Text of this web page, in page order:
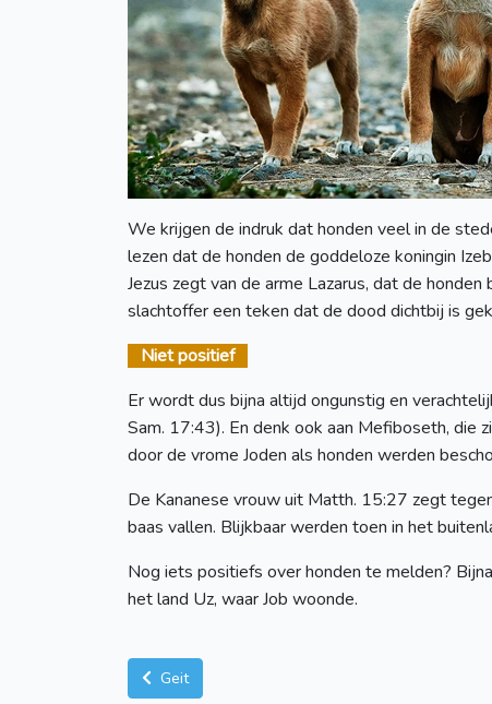
We krijgen de indruk dat honden veel in de
lezen dat de honden de goddeloze koningin
Jezus zegt van de arme Lazarus, dat de
slachtoffer een teken dat de dood dichtbij is
Niet positief
Er wordt dus bijna altijd ongunstig en
Sam. 17:43). En denk ook aan Mefiboseth, die
door de vrome Joden als honden werden
De Kananese vrouw uit Matth. 15:27 zegt
baas vallen. Blijkbaar werden toen in het
Nog iets positiefs over honden te melden?
het land Uz, waar Job woonde.
Geit